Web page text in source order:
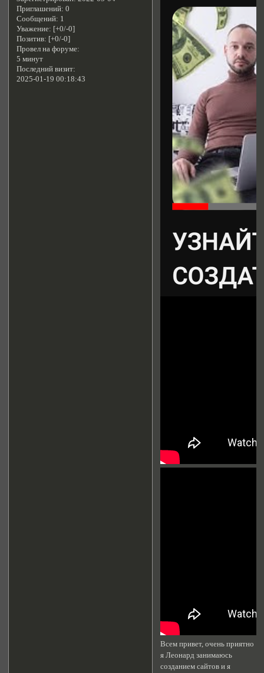
Приглашений: 0
Сообщений: 1
Уважение: [+0/-0]
Позитив: [+0/-0]
Провел на форуме:
5 минут
Последний визит:
2025-01-19 00:18:43
Всем привет, очень приятно
я Леонард занимаюсь
созданием сайтов и я